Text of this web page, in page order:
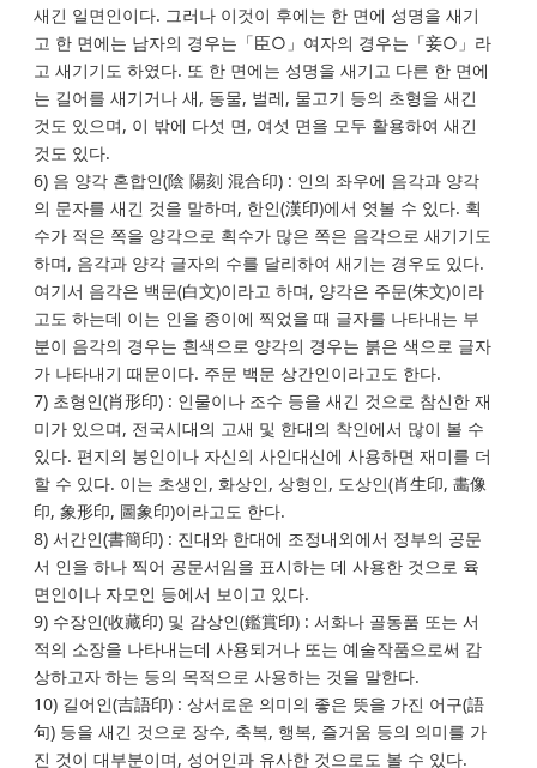
새긴 일면인이다. 그러나 이것이 후에는 한 면에 성명을 새기
고 한 면에는 남자의 경우는「臣○」여자의 경우는「妾○」라
고 새기기도 하였다. 또 한 면에는 성명을 새기고 다른 한 면에
는 길어를 새기거나 새, 동물, 벌레, 물고기 등의 초형을 새긴
것도 있으며, 이 밖에 다섯 면, 여섯 면을 모두 활용하여 새긴
것도 있다.
6) 음 양각 혼합인(陰 陽刻 混合印) : 인의 좌우에 음각과 양각
의 문자를 새긴 것을 말하며, 한인(漢印)에서 엿볼 수 있다. 획
수가 적은 쪽을 양각으로 획수가 많은 쪽은 음각으로 새기기도
하며, 음각과 양각 글자의 수를 달리하여 새기는 경우도 있다.
여기서 음각은 백문(白文)이라고 하며, 양각은 주문(朱文)이라
고도 하는데 이는 인을 종이에 찍었을 때 글자를 나타내는 부
분이 음각의 경우는 흰색으로 양각의 경우는 붉은 색으로 글자
가 나타내기 때문이다. 주문 백문 상간인이라고도 한다.
7) 초형인(肖形印) : 인물이나 조수 등을 새긴 것으로 참신한 재
미가 있으며, 전국시대의 고새 및 한대의 착인에서 많이 볼 수
있다. 편지의 봉인이나 자신의 사인대신에 사용하면 재미를 더
할 수 있다. 이는 초생인, 화상인, 상형인, 도상인(肖生印, 畵像
印, 象形印, 圖象印)이라고도 한다.
8) 서간인(書簡印) : 진대와 한대에 조정내외에서 정부의 공문
서 인을 하나 찍어 공문서임을 표시하는 데 사용한 것으로 육
면인이나 자모인 등에서 보이고 있다.
9) 수장인(收藏印) 및 감상인(鑑賞印) : 서화나 골동품 또는 서
적의 소장을 나타내는데 사용되거나 또는 예술작품으로써 감
상하고자 하는 등의 목적으로 사용하는 것을 말한다.
10) 길어인(吉語印) : 상서로운 의미의 좋은 뜻을 가진 어구(語
句) 등을 새긴 것으로 장수, 축복, 행복, 즐거움 등의 의미를 가
진 것이 대부분이며, 성어인과 유사한 것으로도 볼 수 있다.